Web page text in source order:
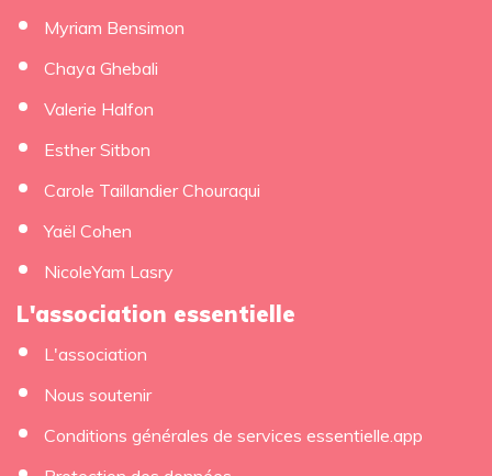
Myriam Bensimon
Chaya Ghebali
Valerie Halfon
Esther Sitbon
Carole Taillandier Chouraqui
Yaël Cohen
NicoleYam Lasry
L'association essentielle
L'association
Nous soutenir
Conditions générales de services essentielle.app